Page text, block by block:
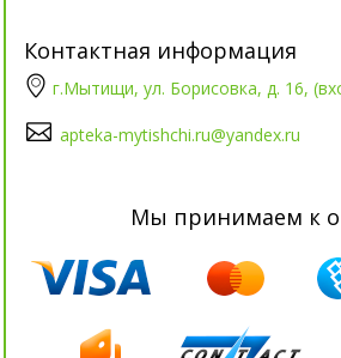
Контактная информация
г.Мытищи, ул. Борисовка, д. 16,
apteka-mytishchi.ru@yandex.ru
Мы принимаем к